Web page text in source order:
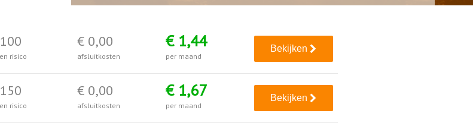
risico
€ 0,00
afsluitkosten
€ 1,44
per maand
Bekijken
risico
€ 0,00
afsluitkosten
€ 1,67
per maand
Bekijken